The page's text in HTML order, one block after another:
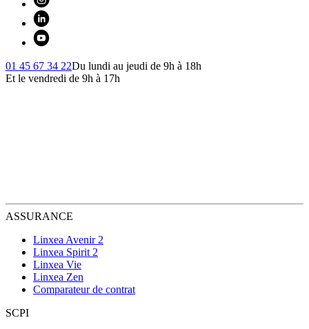
01 45 67 34 22Du lundi au jeudi de 9h à 18h
Et le vendredi de 9h à 17h
ASSURANCE
Linxea Avenir 2
Linxea Spirit 2
Linxea Vie
Linxea Zen
Comparateur de contrat
SCPI